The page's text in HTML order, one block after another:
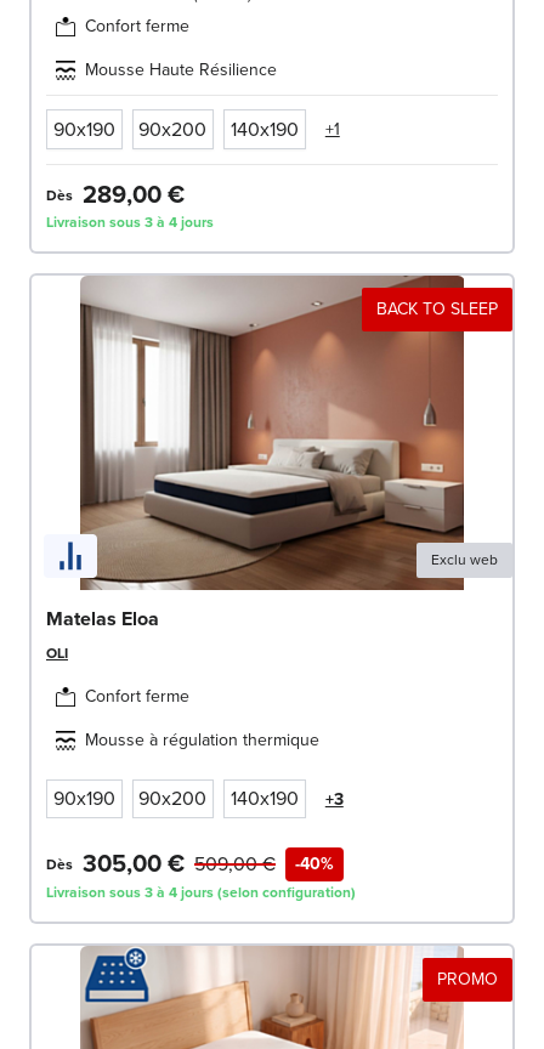
Confort ferme
Mousse Haute Résilience
90x190 90x200 140x190 +1
Dès 289,00 €
Livraison sous 3 à 4 jours
BACK TO SLEEP
Exclu web
Matelas Eloa
OLI
Confort ferme
Mousse à régulation thermique
90x190 90x200 140x190 +3
Dès 305,00 € -40%
509,00 €
Livraison sous 3 à 4 jours (selon configuration)
PROMO